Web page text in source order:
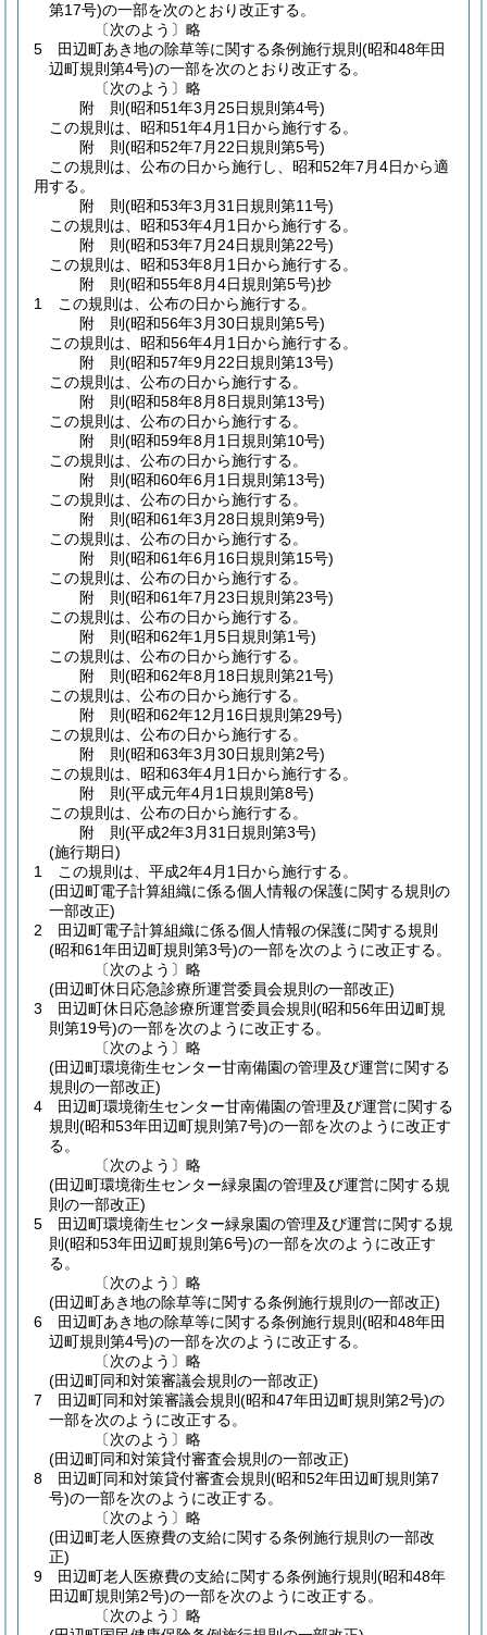
第17号)の一部を次のとおり改正する。
〔次のよう〕略
5
田辺町あき地の除草等に関する条例施行規則 (昭和48年田
辺町規則第4号)の一部を次のとおり改正する。
〔次のよう〕略
附 則(昭和51年3月25日規則第4号)
この規則は、昭和51年4月1日から施行する。
附 則(昭和52年7月22日規則第5号)
この規則は、公布の日から施行し、昭和52年7月4日から適
用する。
附 則(昭和53年3月31日規則第11号)
この規則は、昭和53年4月1日から施行する。
附 則(昭和53年7月24日規則第22号)
この規則は、昭和53年8月1日から施行する。
附 則(昭和55年8月4日規則第5号)抄
1
この規則は、公布の日から施行する。
附 則(昭和56年3月30日規則第5号)
この規則は、昭和56年4月1日から施行する。
附 則(昭和57年9月22日規則第13号)
この規則は、公布の日から施行する。
附 則(昭和58年8月8日規則第13号)
この規則は、公布の日から施行する。
附 則(昭和59年8月1日規則第10号)
この規則は、公布の日から施行する。
附 則(昭和60年6月1日規則第13号)
この規則は、公布の日から施行する。
附 則(昭和61年3月28日規則第9号)
この規則は、公布の日から施行する。
附 則(昭和61年6月16日規則第15号)
この規則は、公布の日から施行する。
附 則(昭和61年7月23日規則第23号)
この規則は、公布の日から施行する。
附 則(昭和62年1月5日規則第1号)
この規則は、公布の日から施行する。
附 則(昭和62年8月18日規則第21号)
この規則は、公布の日から施行する。
附 則(昭和62年12月16日規則第29号)
この規則は、公布の日から施行する。
附 則(昭和63年3月30日規則第2号)
この規則は、昭和63年4月1日から施行する。
附 則(平成元年4月1日規則第8号)
この規則は、公布の日から施行する。
附 則(平成2年3月31日規則第3号)
(施行期日)
1
この規則は、平成2年4月1日から施行する。
(田辺町電子計算組織に係る個人情報の保護に関する規則の
一部改正)
2
田辺町電子計算組織に係る個人情報の保護に関する規則
(昭和61年田辺町規則第3号)の一部を次のように改正する。
〔次のよう〕略
(田辺町休日応急診療所運営委員会規則の一部改正)
3
田辺町休日応急診療所運営委員会規則 (昭和56年田辺町規
則第19号)の一部を次のように改正する。
〔次のよう〕略
(田辺町環境衛生センター甘南備園の管理及び運営に関する
規則の一部改正)
4
田辺町環境衛生センター甘南備園の管理及び運営に関する
規則 (昭和53年田辺町規則第7号)の一部を次のように改正す
る。
〔次のよう〕略
(田辺町環境衛生センター緑泉園の管理及び運営に関する規
則の一部改正)
5
田辺町環境衛生センター緑泉園の管理及び運営に関する規
則 (昭和53年田辺町規則第6号)の一部を次のように改正す
る。
〔次のよう〕略
(田辺町あき地の除草等に関する条例施行規則の一部改正)
6
田辺町あき地の除草等に関する条例施行規則 (昭和48年田
辺町規則第4号)の一部を次のように改正する。
〔次のよう〕略
(田辺町同和対策審議会規則の一部改正)
7
田辺町同和対策審議会規則 (昭和47年田辺町規則第2号)の
一部を次のように改正する。
〔次のよう〕略
(田辺町同和対策貸付審査会規則の一部改正)
8
田辺町同和対策貸付審査会規則 (昭和52年田辺町規則第7
号)の一部を次のように改正する。
〔次のよう〕略
(田辺町老人医療費の支給に関する条例施行規則の一部改
正)
9
田辺町老人医療費の支給に関する条例施行規則 (昭和48年
田辺町規則第2号)の一部を次のように改正する。
〔次のよう〕略